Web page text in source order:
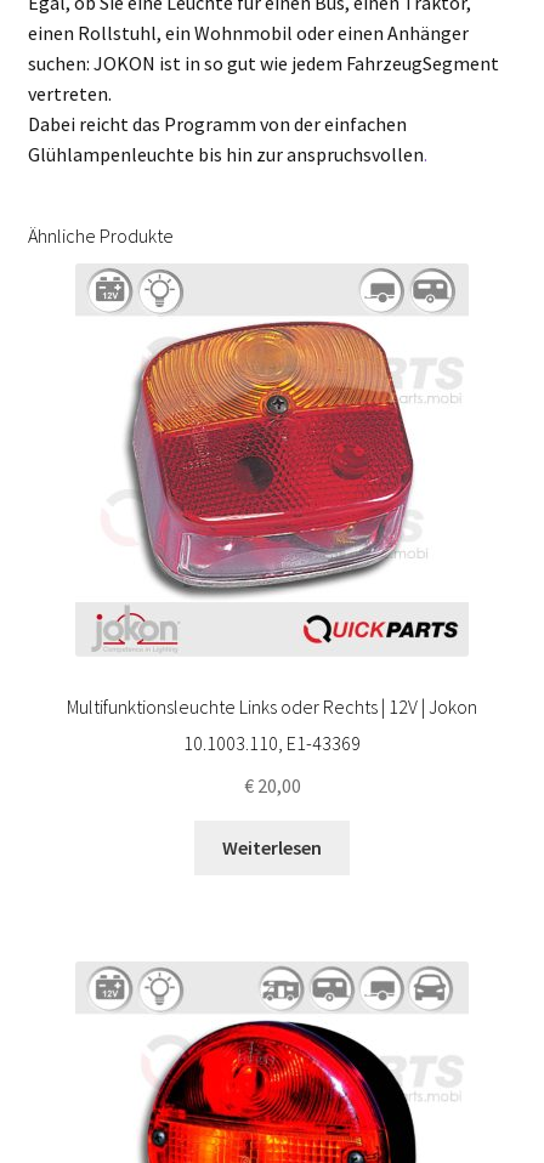
einen Rollstuhl, ein Wohnmobil oder einen Anhänger
suchen: JOKON ist in so gut wie jedem FahrzeugSegment
vertreten.
Dabei reicht das Programm von der einfachen
Glühlampenleuchte bis hin zur anspruchsvollen.
Ähnliche Produkte
Multifunktionsleuchte Links oder Rechts | 12V | Jokon
10.1003.110, E1-43369
€20,00
Weiterlesen